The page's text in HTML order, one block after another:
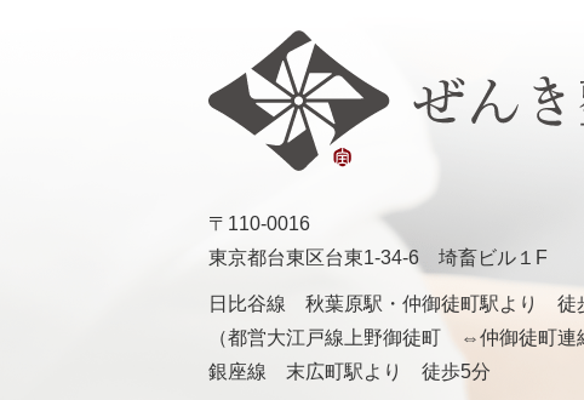
〒110-0016
東京都台東区台東1-34-6 埼畜ビル１F
日比谷線 秋葉原駅・仲御徒町駅より 徒
（都営大江戸線上野御徒町 ⇔仲御徒町連
銀座線 末広町駅より 徒歩5分